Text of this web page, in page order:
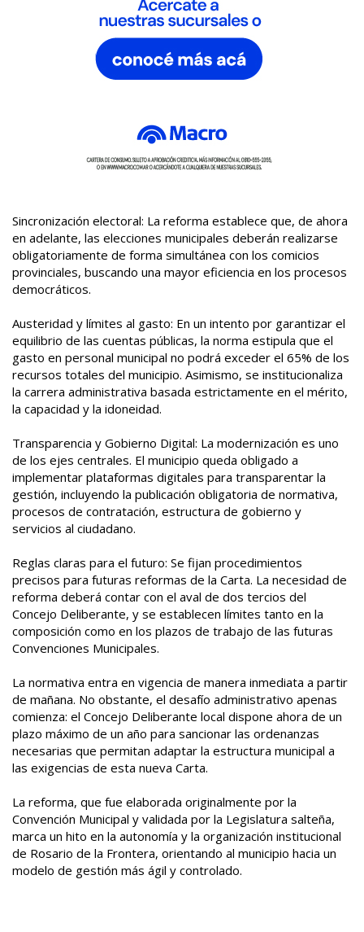
Sincronización electoral: La reforma establece que, de ahora
en adelante, las elecciones municipales deberán realizarse
obligatoriamente de forma simultánea con los comicios
provinciales, buscando una mayor eficiencia en los procesos
democráticos.
Austeridad y límites al gasto: En un intento por garantizar el
equilibrio de las cuentas públicas, la norma estipula que el
gasto en personal municipal no podrá exceder el 65% de los
recursos totales del municipio. Asimismo, se institucionaliza
la carrera administrativa basada estrictamente en el mérito,
la capacidad y la idoneidad.
Transparencia y Gobierno Digital: La modernización es uno
de los ejes centrales. El municipio queda obligado a
implementar plataformas digitales para transparentar la
gestión, incluyendo la publicación obligatoria de normativa,
procesos de contratación, estructura de gobierno y
servicios al ciudadano.
Reglas claras para el futuro: Se fijan procedimientos
precisos para futuras reformas de la Carta. La necesidad de
reforma deberá contar con el aval de dos tercios del
Concejo Deliberante, y se establecen límites tanto en la
composición como en los plazos de trabajo de las futuras
Convenciones Municipales.
La normativa entra en vigencia de manera inmediata a partir
de mañana. No obstante, el desafío administrativo apenas
comienza: el Concejo Deliberante local dispone ahora de un
plazo máximo de un año para sancionar las ordenanzas
necesarias que permitan adaptar la estructura municipal a
las exigencias de esta nueva Carta.
La reforma, que fue elaborada originalmente por la
Convención Municipal y validada por la Legislatura salteña,
marca un hito en la autonomía y la organización institucional
de Rosario de la Frontera, orientando al municipio hacia un
modelo de gestión más ágil y controlado.